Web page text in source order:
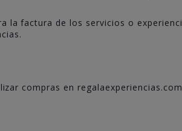
factura de los servicios o
compras en